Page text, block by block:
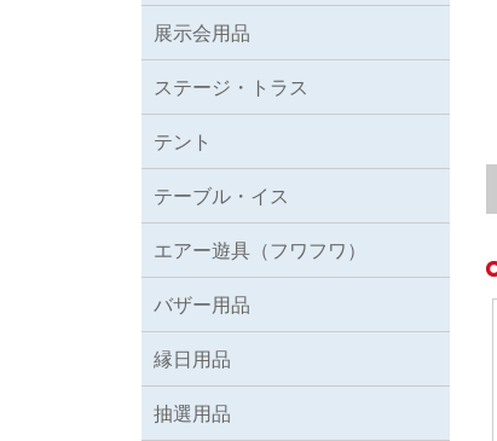
展示会用品
ステージ・トラス
テント
テーブル・イス
エアー遊具（フワフワ）
バザー用品
縁日用品
抽選用品